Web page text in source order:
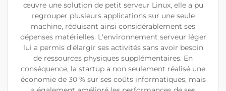
œuvre une solution de petit serveur Linux, elle a pu
regrouper plusieurs applications sur une seule
machine, réduisant ainsi considérablement ses
dépenses matérielles. L'environnement serveur léger
lui a permis d'élargir ses activités sans avoir besoin
de ressources physiques supplémentaires. En
conséquence, la startup a non seulement réalisé une
économie de 30 % sur ses coûts informatiques, mais